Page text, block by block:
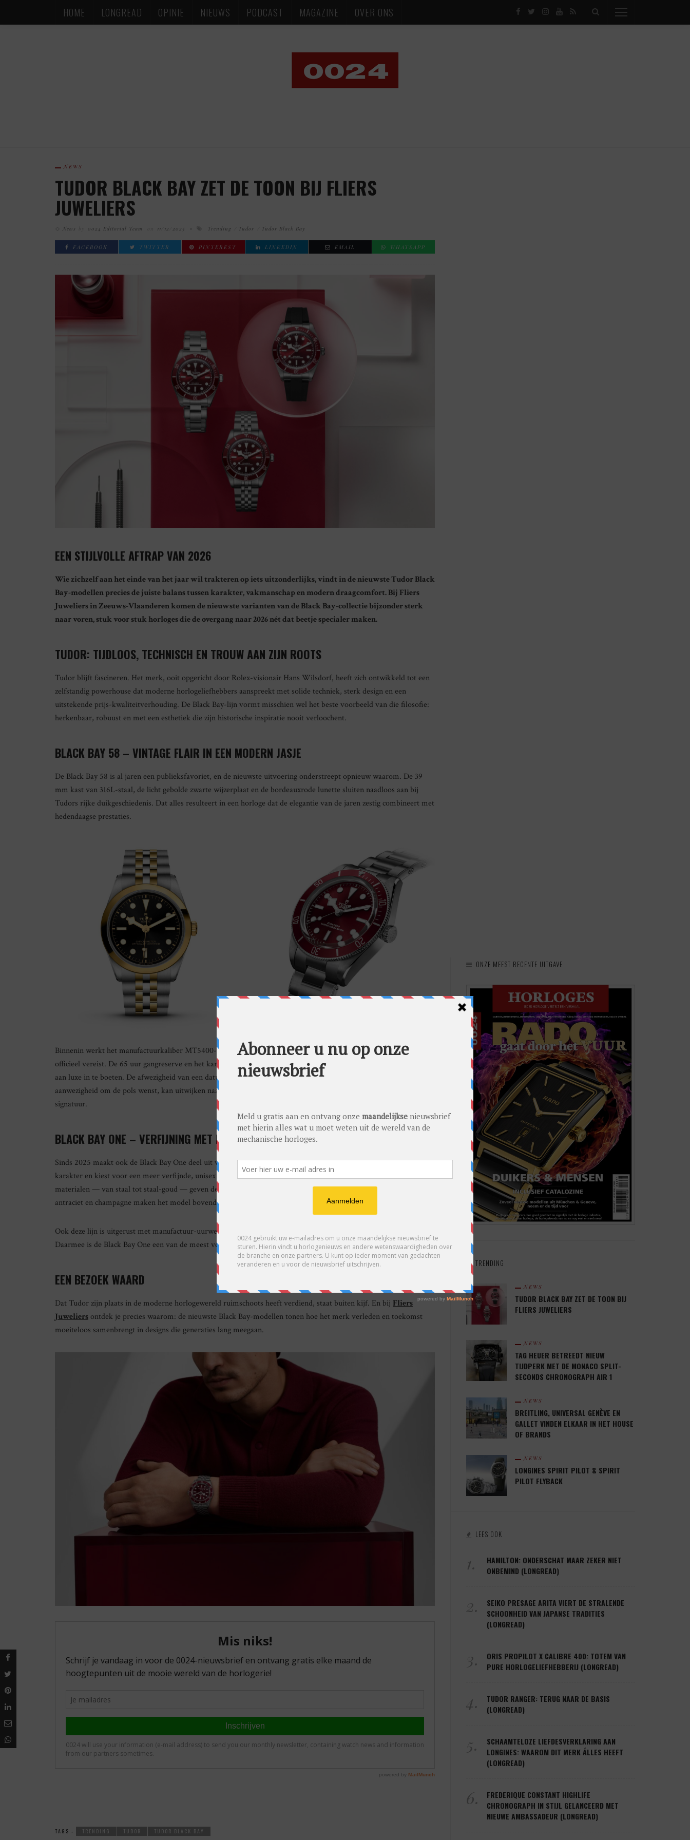
HOME LONGREAD OPINIE NIEUWS PODCAST MAGAZINE OVER ONS
NEWS
TUDOR BLACK BAY ZET DE TOON BIJ FLIERS
JUWELIERS
News 0024 Editorial Team 11/12/2025 Trending Tudor Tudor Black Bay
FACEBOOK TWITTER PINTEREST LINKEDIN EMAIL WHATSAPP
EEN STIJLVOLLE AFTRAP VAN 2026
Wie zichzelf aan het einde van het jaar wil trakteren op iets uitzonderlijks, vindt in de nieuwste Tudor Black
Bay-modellen precies de juiste balans tussen karakter, vakmanschap en modern draagcomfort. Bij Fliers
Juweliers in Zeeuws-Vlaanderen komen de nieuwste varianten van de Black Bay-collectie bijzonder sterk
naar voren, stuk voor stuk horloges die de overgang naar 2026 nét dat beetje specialer maken.
TUDOR: TIJDLOOS, TECHNISCH EN TROUW AAN ZIJN ROOTS
Tudor blijft fascineren. Het merk, ooit opgericht door Rolex-visionair Hans Wilsdorf, heeft zich ontwikkeld tot een
zelfstandig powerhouse dat moderne horlogeliefhebbers aanspreekt met solide techniek, sterk design en een
uitstekende prijs-kwaliteitverhouding. De Black Bay-lijn vormt misschien wel het beste voorbeeld van die filosofie:
herkenbaar, robuust en met een esthetiek die zijn historische inspiratie nooit verloochent.
BLACK BAY 58 – VINTAGE FLAIR IN EEN MODERN JASJE
De Black Bay 58 is al jaren een publieksfavoriet, en de nieuwste uitvoering onderstreept opnieuw waarom. De 39
mm kast van 316L-staal, de licht gebolde zwarte wijzerplaat en de bordeauxrode lunette sluiten naadloos aan bij
Tudors rijke duikgeschiedenis. Dat alles resulteert in een horloge dat de elegantie van de jaren zestig combineert met
hedendaagse prestaties.
Binnenin werkt het manufactuurkaliber MT5400-U, COSC-gecertificeerd en afgeregeld binnen strakkere marges dan
officieel vereist. De 65 uur gangreserve en het karakteristieke bolle saffierglas versterken het toolwatch-DNA zonder
aan luxe in te boeten. De afwezigheid van een datumvenster geeft het model extra rust en authenticiteit. Wie meer
aanwezigheid om de pols wenst, kan uitwijken naar de Black Bay 41: een krachtig alternatief met dezelfde Tudor-
signatuur.
BLACK BAY ONE – VERFIJNING MET EEN VEELZIJDIGE TWIST
Sinds 2025 maakt ook de Black Bay One deel uit van de collectie. Dit model neemt afstand van het pure toolwatch-
karakter en kiest voor een meer verfijnde, unisex uitstraling. De gladde, glanzende lunette en de variatie in
materialen — van staal tot staal-goud — geven de collectie een brede aantrekkingskracht. Kleuren als diepblauw,
antraciet en champagne maken het model bovendien geschikt voor zowel casual als formele momenten.
Ook deze lijn is uitgerust met manufactuur-uurwerken en wordt aangeboden in vier kastmaten: 31, 36, 39 en 41 mm.
Daarmee is de Black Bay One een van de meest veelzijdige modellen binnen de Tudor-collectie.
EEN BEZOEK WAARD
Dat Tudor zijn plaats in de moderne horlogewereld ruimschoots heeft verdiend, staat buiten kijf. En bij Fliers
Juweliersontdek je precies waarom: de nieuwste Black Bay-modellen tonen hoe het merk verleden en toekomst
moeiteloos samenbrengt in designs die generaties lang meegaan.
TAGS : TRENDING TUDOR TUDOR BLACK BAY
ONZE MEEST RECENTE UITGAVE
TRENDING
NEWS
TUDOR BLACK BAY ZET DE TOON BIJ
FLIERS JUWELIERS
NEWS
TAG HEUER BETREEDT NIEUW
TIJDPERK MET DE MONACO SPLIT-
SECONDS CHRONOGRAPH AIR 1
NEWS
BREITLING, UNIVERSAL GENÈVE EN
GALLET VINDEN ELKAAR IN HET HOUSE
OF BRANDS
NEWS
LONGINES SPIRIT PILOT & SPIRIT
PILOT FLYBACK
LEES OOK
1.
HAMILTON: ONDERSCHAT MAAR ZEKER NIET
ONBEMIND (LONGREAD)
2.
SEIKO PRESAGE ARITA VIERT DE STRALENDE
SCHOONHEID VAN JAPANSE TRADITIES
(LONGREAD)
3.
ORIS PROPILOT X CALIBRE 400: TOTEM VAN
PURE HORLOGELIEFHEBBERIJ (LONGREAD)
4.
TUDOR RANGER: TERUG NAAR DE BASIS
(LONGREAD)
5.
SCHAAMTELOZE LIEFDESVERKLARING AAN
LONGINES: WAAROM DIT MERK ÁLLES HEEFT
(LONGREAD)
6.
FREDERIQUE CONSTANT HIGHLIFE
CHRONOGRAPH IN STIJL GELANCEERD MET
NIEUWE AMBASSADEUR (LONGREAD)